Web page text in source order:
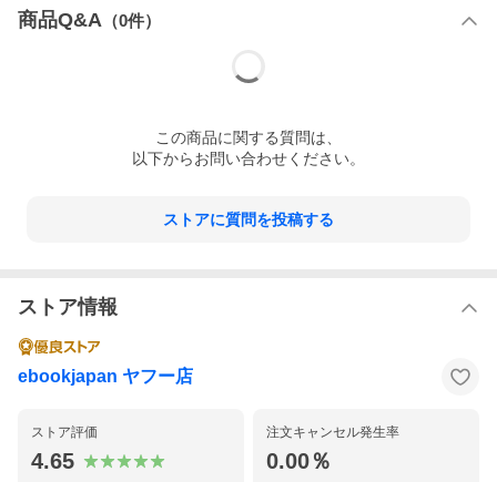
商品Q&A （0件）
この商品に関する質問は、
以下からお問い合わせください。
ストアに質問を投稿する
ストア情報
ebookjapan ヤフー店
ストア評価
4.65
注文キャンセル発生率
0.00％